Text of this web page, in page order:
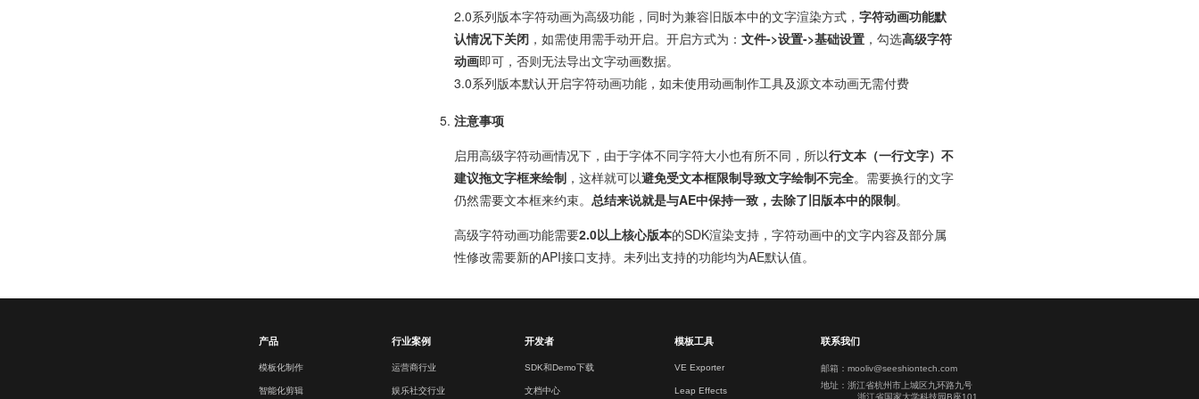
2.0系列版本字符动画为高级功能，同时为兼容旧版本中的文字渲染方式， 字符动画功能默
认情况下关闭，如需使用需手动开启。开启方式为： 文件->设置->基础设置，勾选高级字符
动画即可，否则无法导出文字动画数据。
3.0系列版本默认开启字符动画功能，如未使用动画制作工具及源文本动画无需付费
注意事项
启用高级字符动画情况下，由于字体不同字符大小也有所不同，所以行文本（一行文字）不
建议拖文字框来绘制，这样就可以避免受文本框限制导致文字绘制不完全。需要换行的文字
仍然需要文本框来约束。 总结来说就是与AE中保持一致，去除了旧版本中的限制。
高级字符动画功能需要2.0以上核心版本的SDK渲染支持，字符动画中的文字内容及部分属
性修改需要新的API接口支持。未列出支持的功能均为AE默认值。
产品
模板化制作
智能化剪辑
行业案例
运营商行业
娱乐社交行业
开发者
SDK和Demo下载
文档中心
模板工具
VE Exporter
Leap Effects
联系我们
邮箱：mooliv@seeshiontech.com
地址：浙江省杭州市上城区九环路九号
浙江省国家大学科技园B座101